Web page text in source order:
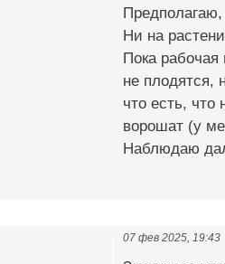
Ни на
Пока рабочая
не плодятся,
что есть, что
ворошат (у
Наблюдаю
07 фев 2025, 19:43